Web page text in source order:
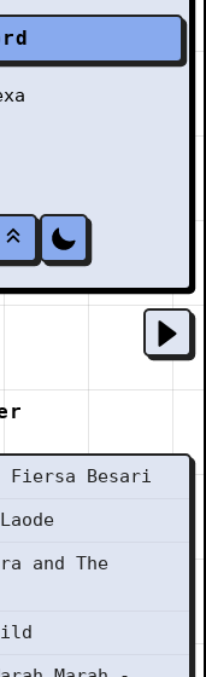
Fiersa Besari
and The